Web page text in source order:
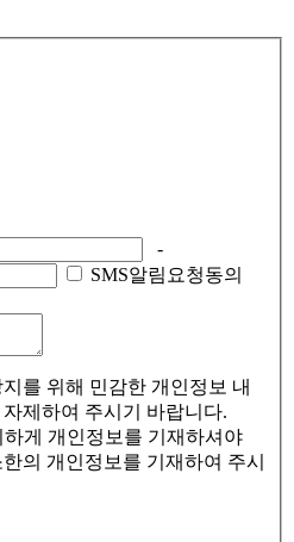
-
SMS알림요청동의
를 위해 민감한 개인정보 내
제하여 주시기 바랍니다.
게 개인정보를 기재하셔야
의 개인정보를 기재하여 주시